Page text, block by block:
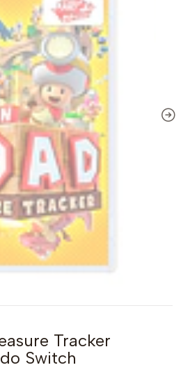
Tracker
Switch